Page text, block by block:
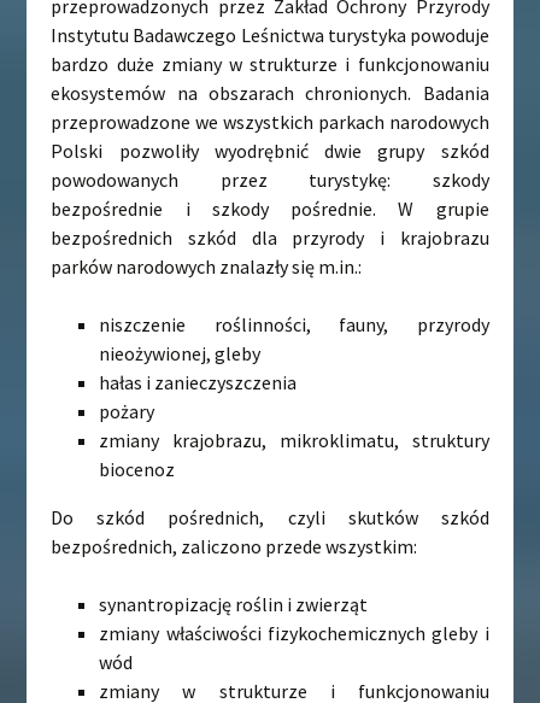
przeprowadzonych przez Zakład Ochrony Przyrody
Instytutu Badawczego Leśnictwa turystyka powoduje
bardzo duże zmiany w strukturze i funkcjonowaniu
ekosystemów na obszarach chronionych. Badania
przeprowadzone we wszystkich parkach narodowych
Polski pozwoliły wyodrębnić dwie grupy szkód
powodowanych przez turystykę: szkody
bezpośrednie i szkody pośrednie. W grupie
bezpośrednich szkód dla przyrody i krajobrazu
parków narodowych znalazły się m.in.:
niszczenie roślinności, fauny, przyrody
nieożywionej, gleby
hałas i zanieczyszczenia
pożary
zmiany krajobrazu, mikroklimatu, struktury
biocenoz
Do szkód pośrednich, czyli skutków szkód
bezpośrednich, zaliczono przede wszystkim:
synantropizację roślin i zwierząt
zmiany właściwości fizykochemicznych gleby i
wód
zmiany w strukturze i funkcjonowaniu